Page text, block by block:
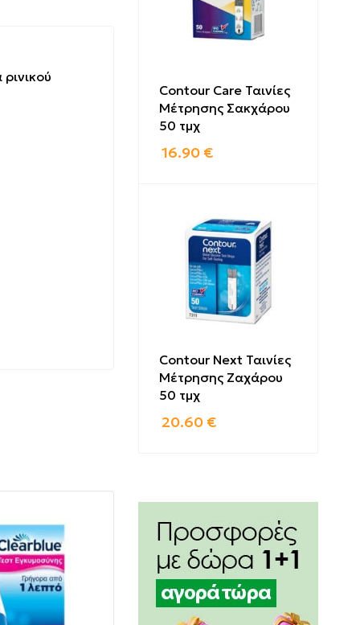
Contour Care Ταινίες
Μέτρησης Σακχάρου
50 τμχ
16.90 €
Contour Next Ταινίες
Μέτρησης Ζαχάρου
50 τμχ
20.60 €